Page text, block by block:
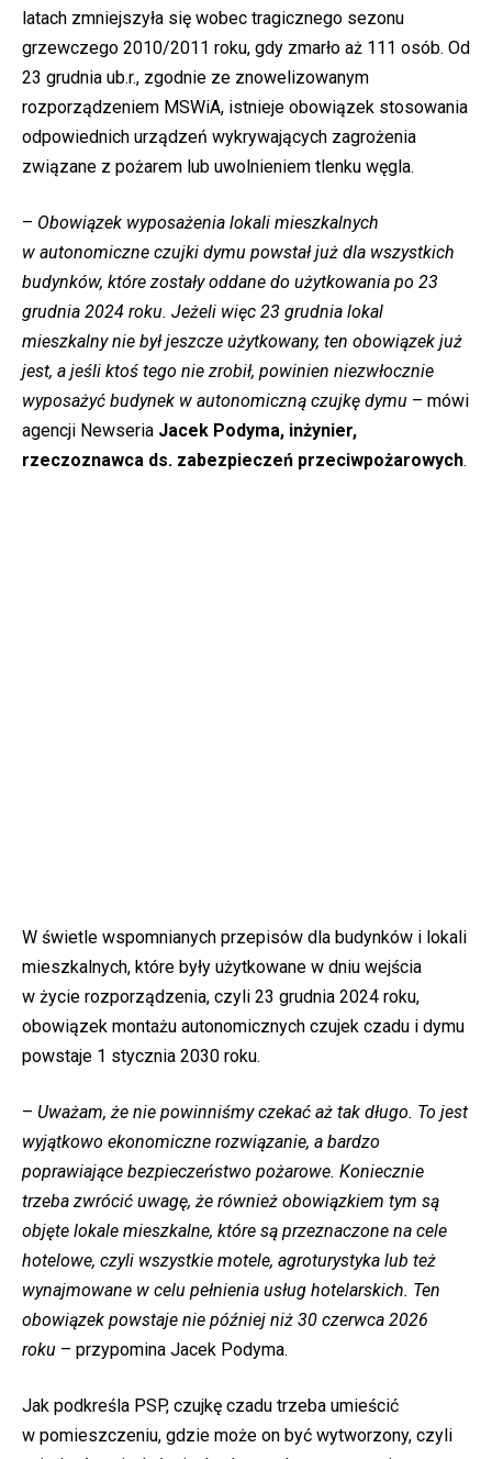
latach zmniejszyła się wobec tragicznego sezonu
grzewczego 2010/2011 roku, gdy zmarło aż 111 osób. Od
23 grudnia ub.r., zgodnie ze znowelizowanym
rozporządzeniem MSWiA, istnieje obowiązek stosowania
odpowiednich urządzeń wykrywających zagrożenia
związane z pożarem lub uwolnieniem tlenku węgla.
– Obowiązek wyposażenia lokali mieszkalnych
w autonomiczne czujki dymu powstał już dla wszystkich
budynków, które zostały oddane do użytkowania po 23
grudnia 2024 roku. Jeżeli więc 23 grudnia lokal
mieszkalny nie był jeszcze użytkowany, ten obowiązek już
jest, a jeśli ktoś tego nie zrobił, powinien niezwłocznie
wyposażyć budynek w autonomiczną czujkę dymu – mówi
agencji Newseria Jacek Podyma, inżynier,
rzeczoznawca ds. zabezpieczeń przeciwpożarowych.
W świetle wspomnianych przepisów dla budynków i lokali
mieszkalnych, które były użytkowane w dniu wejścia
w życie rozporządzenia, czyli 23 grudnia 2024 roku,
obowiązek montażu autonomicznych czujek czadu i dymu
powstaje 1 stycznia 2030 roku.
– Uważam, że nie powinniśmy czekać aż tak długo. To jest
wyjątkowo ekonomiczne rozwiązanie, a bardzo
poprawiające bezpieczeństwo pożarowe. Koniecznie
trzeba zwrócić uwagę, że również obowiązkiem tym są
objęte lokale mieszkalne, które są przeznaczone na cele
hotelowe, czyli wszystkie motele, agroturystyka lub też
wynajmowane w celu pełnienia usług hotelarskich. Ten
obowiązek powstaje nie później niż 30 czerwca 2026
roku – przypomina Jacek Podyma.
Jak podkreśla PSP, czujkę czadu trzeba umieścić
w pomieszczeniu, gdzie może on być wytworzony, czyli